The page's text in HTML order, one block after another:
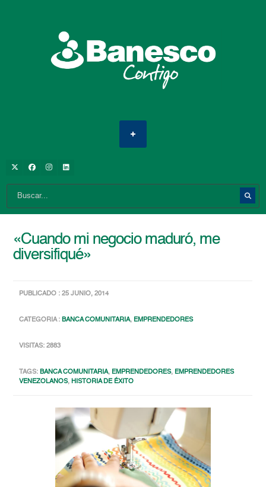
«Cuando mi negocio maduró, me
diversifiqué»
PUBLICADO : 25 JUNIO, 2014
CATEGORIA :BANCA COMUNITARIA, EMPRENDEDORES
VISITAS: 2883
TAGS:BANCA COMUNITARIA, EMPRENDEDORES, EMPRENDEDORES
VENEZOLANOS,HISTORIA DE ÉXITO